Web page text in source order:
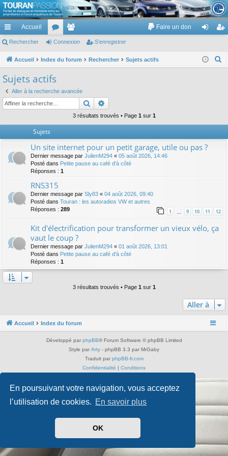
En poursuivant votre navigation, vous acceptez
l’utilisation de cookies. En savoir plus
OK
TouranPassion
Le forum des propriétaires ou futurs acquéreurs du Volkswagen Touran
cc
ès
pi
de
Accueil
or
u
s
e
m
Faire un don
ne nr
Rechercher Connexion S’enregistrer
Accueil Index du forum Rechercher Sujets actifs
c
Sujets actifs
Aller à la recherche avancée
Rechercher
3 résultats trouvés • Page 1 sur 1
Sujets
Un site internet pour un petit garage, utile ou pas ?
Dernier message par JulienM294 « 05 août 2026, 14:46
Posté dans Petite pause au café d'à côté
Réponses : 1
RNS315
Dernier message par Sly83 « 04 août 2026, 09:40
Posté dans Touran : les autoradios VW et autres
Réponses : 289 1 … 9 10 11 12
Kit d'électrification pour transformer un vieux vélo, ça
vaut le coup ?
Dernier message par JulienM294 « 01 août 2026, 13:01
Posté dans Petite pause au café d'à côté
Réponses : 1
3 résultats trouvés • Page 1 sur 1
Aller à
Accueil Index du forum
Développé par phpBB® Forum Software © phpBB Limited
Style par Arty - phpBB 3.3 par MrGaby
Traduit par phpBB-fr.com
Confidentialité | Conditions